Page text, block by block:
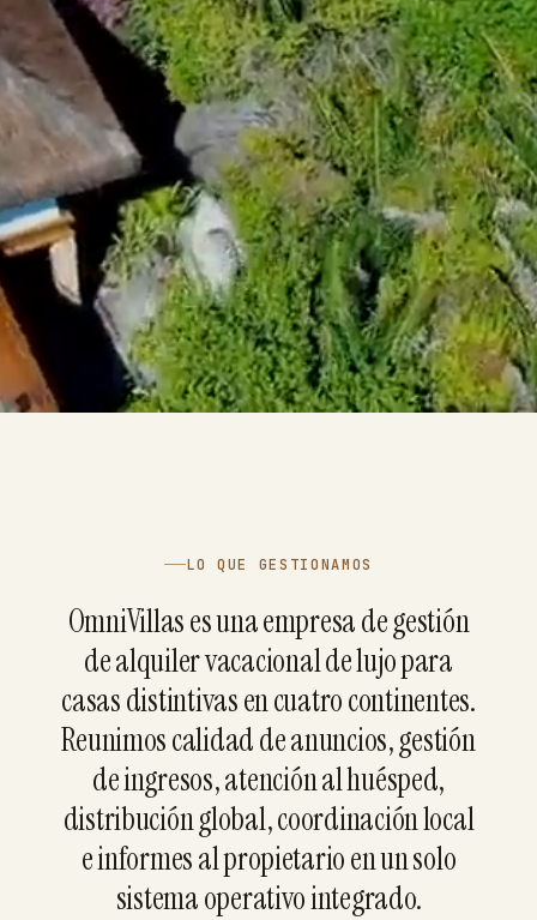
LO QUE GESTIONAMOS
OmniVillas es una empresa de gestión
de alquiler vacacional de lujo para
casas distintivas en cuatro continentes.
Reunimos calidad de anuncios, gestión
de ingresos, atención al huésped,
distribución global, coordinación local
e informes al propietario en un solo
sistema operativo integrado.